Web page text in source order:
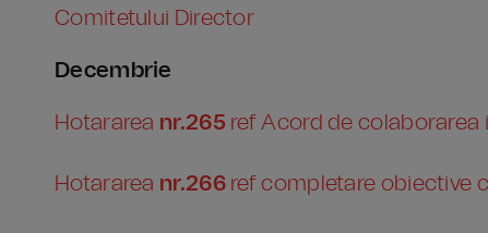
Comitetului Director
Decembrie
Hotararea nr.265 ref Acord de colaborarea
Hotararea nr.266ref completare obiective